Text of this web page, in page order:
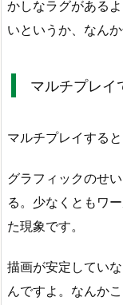
かしなラグがある
いというか、なん
マルチプレイ
マルチプレイすると
グラフィックのせ
る。少なくともワ
た現象です。
描画が安定してい
んですよ。なんか